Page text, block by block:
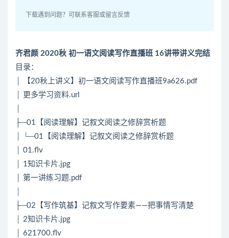
下载遇到问题？可联系客服或留言反馈
齐君颜 2020秋 初一语文阅读写作直播班 16讲带讲义完结
目录：
│ 【20秋上讲义】初一语文阅读写作直播班9a626.pdf
│ 更多学习资料.url
├─01【阅读理解】记叙文阅读之修辞赏析题
│ └─01【阅读理解】记叙文阅读之修辞赏析题
│ 01.flv
│ 1知识卡片.jpg
│ 第一讲练习题.pdf
├─02【写作筑基】记叙文写作要素——把事情写清楚
│ 2知识卡片.jpg
│ 621700.flv